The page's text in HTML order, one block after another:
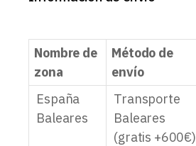
Nombre de
zona
Método de
envío
España
Baleares
Transporte
Baleares
(gratis +600€)